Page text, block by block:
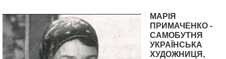
МАРІЯ
ПРИМАЧЕНКО -
САМОБУТНЯ
УКРАЇНСЬКА
ХУДОЖНИЦЯ,